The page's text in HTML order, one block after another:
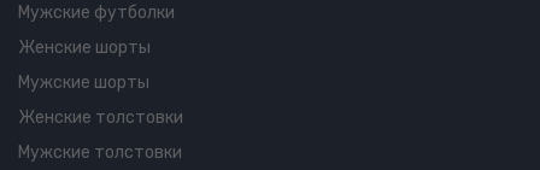
Мужские футболки
Женские шорты
Мужские шорты
Женские толстовки
Мужские толстовки